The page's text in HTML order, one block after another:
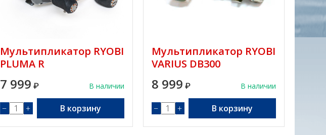
Мультипликатор RYOBI
PLUMA R
7 999 ₽ В наличии
− + В корзину
Мультипликатор RYOBI
VARIUS DB300
8 999 ₽ В наличии
− + В корзину